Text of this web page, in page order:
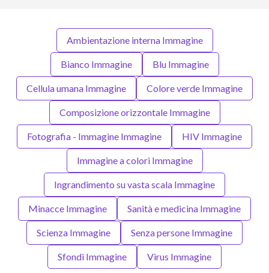
Ambientazione interna Immagine
Bianco Immagine Blu Immagine
Cellula umana Immagine Colore verde Immagine
Composizione orizzontale Immagine
Fotografia - Immagine Immagine HIV Immagine
Immagine a colori Immagine
Ingrandimento su vasta scala Immagine
Minacce Immagine Sanità e medicina Immagine
Scienza Immagine Senza persone Immagine
Sfondi Immagine Virus Immagine